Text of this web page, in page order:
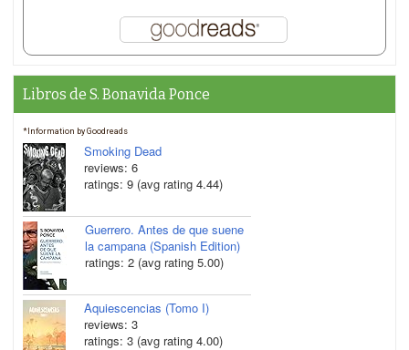
Libros de S. Bonavida Ponce
*Information by Goodreads
Smoking Dead
reviews: 6
ratings: 9 (avg rating 4.44)
Guerrero. Antes de que suene
la campana (Spanish Edition)
ratings: 2 (avg rating 5.00)
Aquiescencias (Tomo I)
reviews: 3
ratings: 3 (avg rating 4.00)